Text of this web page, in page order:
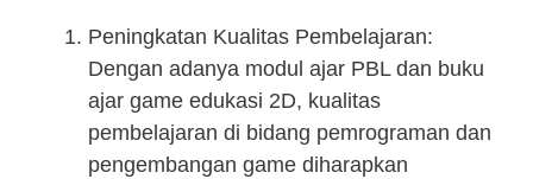
Peningkatan Kualitas Pembelajaran:
Dengan adanya modul ajar PBL dan buku
ajar game edukasi 2D, kualitas
pembelajaran di bidang pemrograman dan
pengembangan game diharapkan